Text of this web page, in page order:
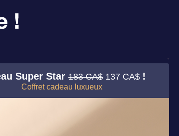
!
Super Star183 CA$ 137 CA$ !
Coffret cadeau luxueux